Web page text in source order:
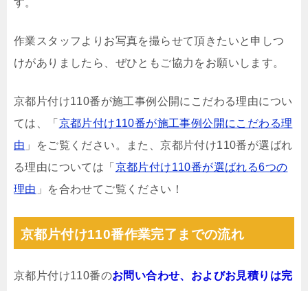
す。
作業スタッフよりお写真を撮らせて頂きたいと申しつ
けがありましたら、ぜひともご協力をお願いします。
京都片付け110番が施工事例公開にこだわる理由につい
ては、「 京都片付け110番が施工事例公開にこだわる理
由 」をご覧ください。また、京都片付け110番が選ばれ
る理由については「 京都片付け110番が選ばれる6つの
理由 」を合わせてご覧ください！
京都片付け110番作業完了までの流れ
京都片付け110番のお問い合わせ、およびお見積りは完